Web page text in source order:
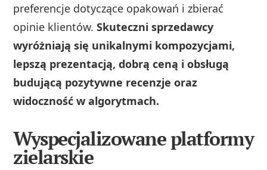
preferencje dotyczące opakowań i zbierać
opinie klientów.Skuteczni sprzedawcy
wyróżniają się unikalnymi kompozycjami,
lepszą prezentacją, dobrą ceną i obsługą
budującą pozytywne recenzje oraz
widoczność w algorytmach.
Wyspecjalizowane platformy
zielarskie